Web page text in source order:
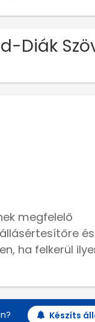
Diák
megfelelő
és
ha felkerül
Készíts